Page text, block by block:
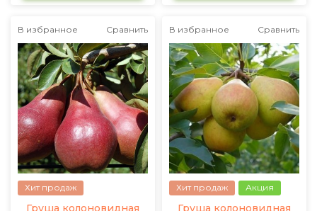
В избранное Сравнить
Хит продаж
Груша колоновидная
В избранное Сравнить
Хит продаж Акция
Груша колоновидная